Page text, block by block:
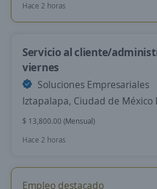
Hace 2 horas
Servicio al cliente/
viernes
Soluciones Empresariales
Iztapalapa, Ciudad de México
$ 13,800.00 (Mensual)
Hace 2 horas
Empleo destacado